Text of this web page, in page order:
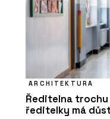
ARCHITEKTURA
Ředitelna trochu
ředitelky má